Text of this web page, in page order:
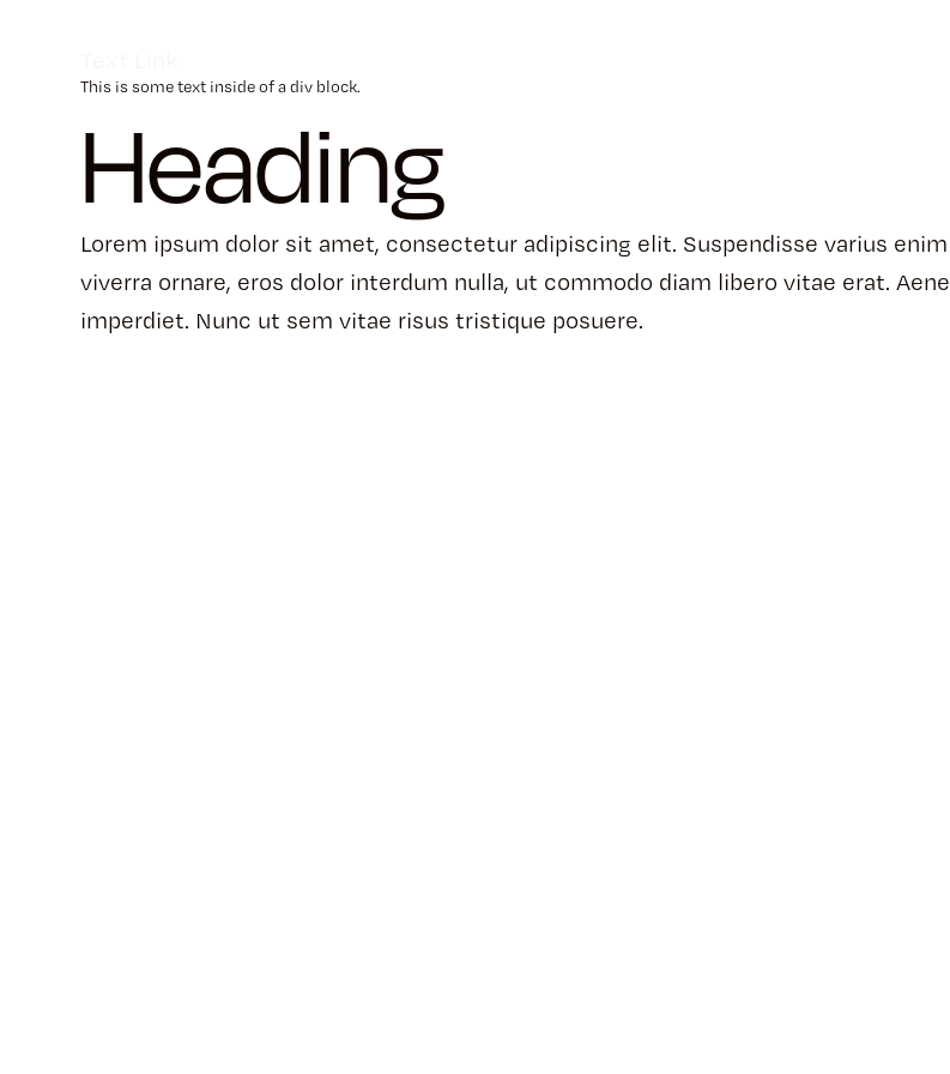
This is some text inside of a div block.
Heading
Lorem ipsum dolor sit amet, consectetur adipiscing elit. Suspendisse varius
viverra ornare, eros dolor interdum nulla, ut commodo diam libero vitae erat.
imperdiet. Nunc ut sem vitae risus tristique posuere.